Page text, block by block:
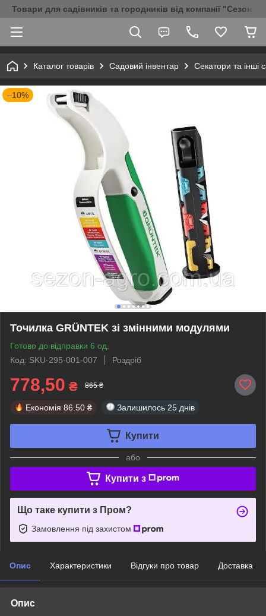
Товари для садівників та городників від компанії "Сезон
Каталог товарів Садовий інвентар Секатори та інші
–10%
Точилка GRÜNTEK зі змінними модулями
Готово до відправки 6 од.
Код: SKU-295-001-007
Роздріб
778,50 ₴ 865 ₴
Економія 86.50 ₴ Залишилось 25 днів
Купити
або
Купити з
Що таке купити з Пром?
Замовлення під захистом
Опис Характеристики Відгуки про товар Доставка
Опис